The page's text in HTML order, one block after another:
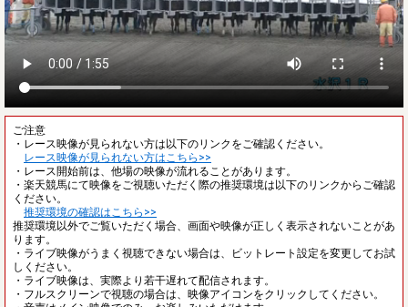
ご注意
・レース映像が見られない方は以下のリンクをご確認ください。
レース映像が見られない方はこちら>>
・レース開始前は、他場の映像が流れることがあります。
・楽天競馬にて映像をご視聴いただく際の推奨環境は以下のリンクからご確認
ください。
推奨環境の確認はこちら>>
推奨環境以外でご覧いただく場合、画面や映像が正しく表示されないことがあ
ります。
・ライブ映像がうまく視聴できない場合は、ビットレート設定を変更してお試
しください。
・ライブ映像は、実際より若干遅れて配信されます。
・フルスクリーンで視聴の場合は、映像アイコンをクリックしてください。